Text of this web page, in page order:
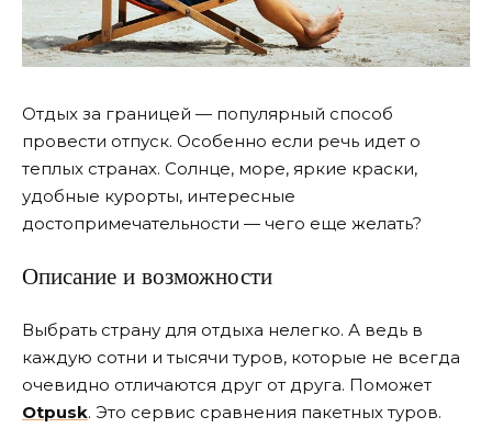
Отдых за границей — популярный способ
провести отпуск. Особенно если речь идет о
теплых странах. Солнце, море, яркие краски,
удобные курорты, интересные
достопримечательности — чего еще желать?
Описание и возможности
Выбрать страну для отдыха нелегко. А ведь в
каждую сотни и тысячи туров, которые не всегда
очевидно отличаются друг от друга. Поможет
Otpusk. Это сервис сравнения пакетных туров.